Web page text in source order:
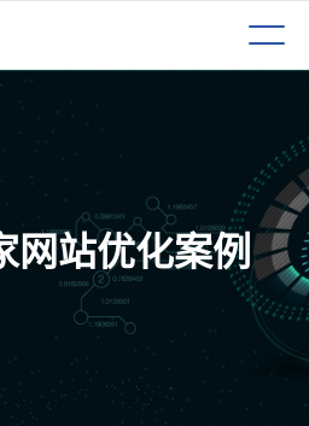
网站优化案例